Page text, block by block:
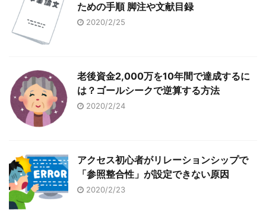
ための手順 脚注や文献目録
2020/2/25
老後資金2,000万を10年間で達成するに
は？ゴールシークで逆算する方法
2020/2/24
アクセス初心者がリレーションシップで
「参照整合性」が設定できない原因
2020/2/23